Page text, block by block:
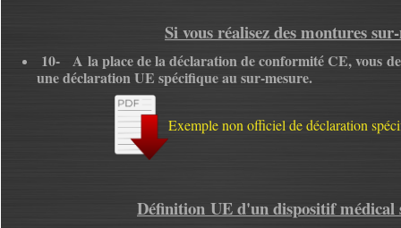
Si vous réalisez des montures
10- A la place de la déclaration de conformité CE, vous
une déclaration UE spécifique au sur-mesure.
Exemple non officiel de déclaration
Définition UE d'un dispositif médical